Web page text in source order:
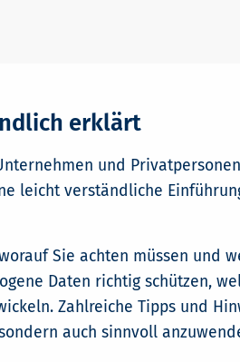
erklärt
und
leicht verständliche
Sie achten müssen und
Daten richtig schützen,
Zahlreiche Tipps und
auch sinnvoll